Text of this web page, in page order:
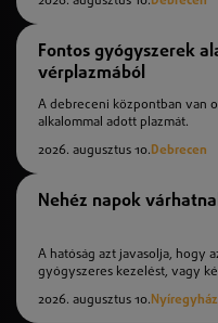
Fontos gyógyszerek
vérplazmából
A debreceni központban van
alkalommal adott plazmát.
2026. augusztus 10.Debrecen
Nehéz napok
A hatóság azt javasolja, hogy
gyógyszeres kezelést, vagy
2026. augusztus 10.